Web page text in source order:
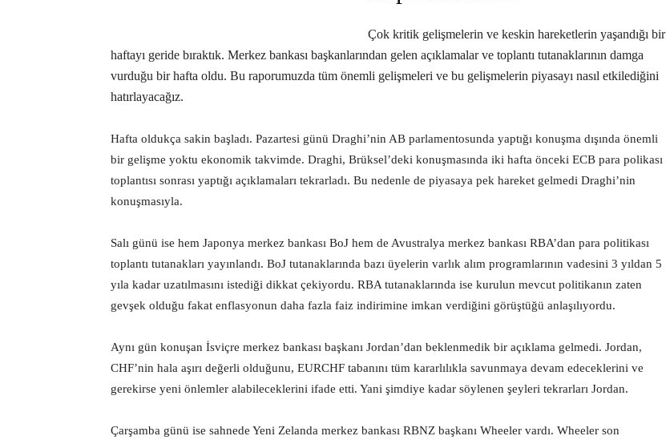
Çok kritik gelişmelerin ve keskin hareketlerin yaşandığı bir
haftayı geride bıraktık. Merkez bankası başkanlarından gelen açıklamalar ve toplantı tutanaklarının damga
vurduğu bir hafta oldu. Bu raporumuzda tüm önemli gelişmeleri ve bu gelişmelerin piyasayı nasıl etkilediğini
hatırlayacağız.
Hafta oldukça sakin başladı. Pazartesi günü Draghi’nin AB parlamentosunda yaptığı konuşma dışında önemli
bir gelişme yoktu ekonomik takvimde. Draghi, Brüksel’deki konuşmasında iki hafta önceki ECB para polikası
toplantısı sonrası yaptığı açıklamaları tekrarladı. Bu nedenle de piyasaya pek hareket gelmedi Draghi’nin
konuşmasıyla.
Salı günü ise hem Japonya merkez bankası BoJ hem de Avustralya merkez bankası RBA’dan para politikası
toplantı tutanakları yayınlandı. BoJ tutanaklarında bazı üyelerin varlık alım programlarının vadesini 3 yıldan 5
yıla kadar uzatılmasını istediği dikkat çekiyordu. RBA tutanaklarında ise kurulun mevcut politikanın zaten
gevşek olduğu fakat enflasyonun daha fazla faiz indirimine imkan verdiğini görüştüğü anlaşılıyordu.
Aynı gün konuşan İsviçre merkez bankası başkanı Jordan’dan beklenmedik bir açıklama gelmedi. Jordan,
CHF’nin hala aşırı değerli olduğunu, EURCHF tabanını tüm kararlılıkla savunmaya devam edeceklerini ve
gerekirse yeni önlemler alabileceklerini ifade etti. Yani şimdiye kadar söylenen şeyleri tekrarları Jordan.
Çarşamba günü ise sahnede Yeni Zelanda merkez bankası RBNZ başkanı Wheeler vardı. Wheeler son